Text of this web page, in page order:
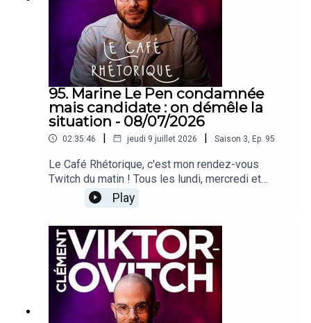
95. Marine Le Pen condamnée
mais candidate : on démêle la
situation - 08/07/2026
02:35:46 | jeudi 9 juillet 2026 | Saison 3 Ep. 95
Le Café Rhétorique, c'est mon rendez-vous
Twitch du matin ! Tous les lundi, mercredi et
vendredi à 09h00 sur twitch.tv/clemovitch
!Bienvenue dans la rediffusion du stream du
twitch.tv/clemovitch🦋 Bluesky:
https://bsky.app/profile/clemovitch.com📷
Instagram : instagram.com/clemovitch/🧵
Threads : threads.net/@clemovitch📱 TikTok :
tiktok.com/@clemovitch💬 Discord :
discord.gg/clemovitch-922206054308266014
Play